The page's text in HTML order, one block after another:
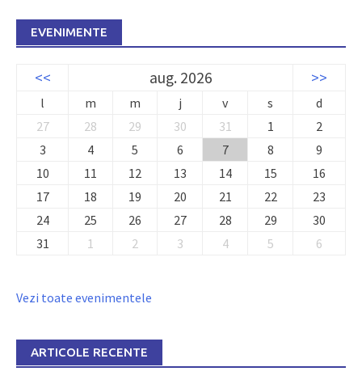
EVENIMENTE
<< aug. 2026 >>
l m m j v s
d
27
28 29 30 31 1
2
3
4 5 6 7 8
9
10
11 12 13 14 15
16
17
18 19 20 21 22
23
24
25 26 27 28 29
30
31
1 2 3 4 5 6
Vezi toate evenimentele
ARTICOLE RECENTE